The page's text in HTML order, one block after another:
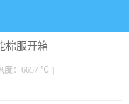
棉服开箱
度：6657 ℃